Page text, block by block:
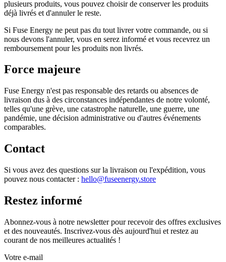
plusieurs produits, vous pouvez choisir de conserver les produits
déjà livrés et d'annuler le reste.
Si Fuse Energy ne peut pas du tout livrer votre commande, ou si
nous devons l'annuler, vous en serez informé et vous recevrez un
remboursement pour les produits non livrés.
Force majeure
Fuse Energy n'est pas responsable des retards ou absences de
livraison dus à des circonstances indépendantes de notre volonté,
telles qu'une grève, une catastrophe naturelle, une guerre, une
pandémie, une décision administrative ou d'autres événements
comparables.
Contact
Si vous avez des questions sur la livraison ou l'expédition, vous
pouvez nous contacter : hello@fuseenergy.store
Restez informé
Abonnez-vous à notre newsletter pour recevoir des offres exclusives
et des nouveautés. Inscrivez-vous dès aujourd'hui et restez au
courant de nos meilleures actualités !
Votre e-mail